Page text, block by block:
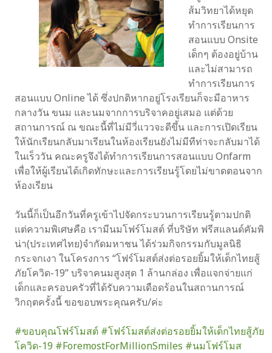
ส้มวิทยาได้หยุด
ทำการเรียนการ
สอนแบบ Onsite
เด็กๆ ต้องอยู่บ้าน
และไม่สามารถ
ทำการเรียนการ
สอนแบบ Online ได้ ซึ่งปกติหากอยู่โรงเรียนก็จะมีอาหาร
กลางวัน ขนม และนมจากการบริจาคอยู่เสมอ แต่ด้วย
สถานการณ์ ณ ขณะนี้ที่ไม่มีวี่แววจะดีขึ้น และการเปิดเรียน
ให้นักเรียนกลับมาเรียนในห้องเรียนยังไม่มีทีท่าจะกลับมาได้
ในเร็ววัน คณะครูจึงได้ทำการเรียนการสอนแบบ Onfarm
เพื่อให้ผู้เรียนได้เกิดทักษะและการเรียนรู้โดยไม่ขาดตอนจาก
ห้องเรียน
วันนี้ก็เป็นอีกวันที่ครูเข้าไปจัดกระบวนการเรียนรู้ตามปกติ
แต่ความพิเศษคือ เรามีนมโฟร์โมสต์ ที่บริษัท ฟรีสแลนด์คัมพิ
น่า(ประเทศไทย)จำกัดมหาชน ได้ร่วมกิจกรรมกับมูลนิธิ
กระจกเงา ในโครงการ “โฟร์โมสต์ส่งต่อรอยยิ้มให้เด็กไทยสู้
ภัยโควิด-19” บริจาคนมสูงสุด 1 ล้านกล่อง เพื่อแจกจ่ายแก่
เด็กและครอบครัวที่ได้รับความเดือดร้อนในสถานการณ์
วิกฤตครั้งนี้ ขอขอบพระคุณครับ/ค่ะ
#ขอบคุณโฟร์โมสต์ #โฟร์โมสต์ส่งต่อรอยยิ้มให้เด็กไทยสู้ภัย
โควิด-19 #ForemostForMillionSmiles #นมโฟร์โมส